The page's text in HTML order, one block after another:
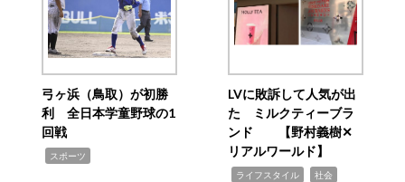
弓ヶ浜（鳥取）が初勝
利 全日本学童野球の1
回戦
スポーツ
LVに敗訴して人気が出
た ミルクティーブラ
ンド 【野村義樹✕
リアルワールド】
ライフスタイル 社会